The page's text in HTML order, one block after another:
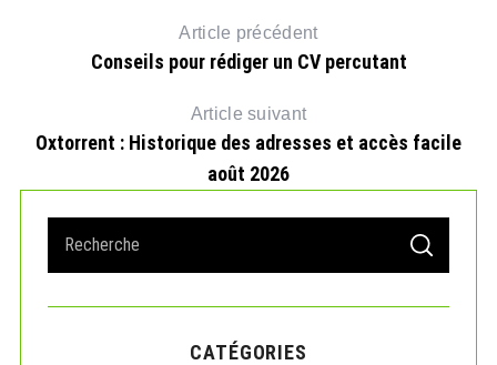
Article précédent
Conseils pour rédiger un CV percutant
Article suivant
Oxtorrent : Historique des adresses et accès facile
août 2026
a
r
S
A
C
CATÉGORIES